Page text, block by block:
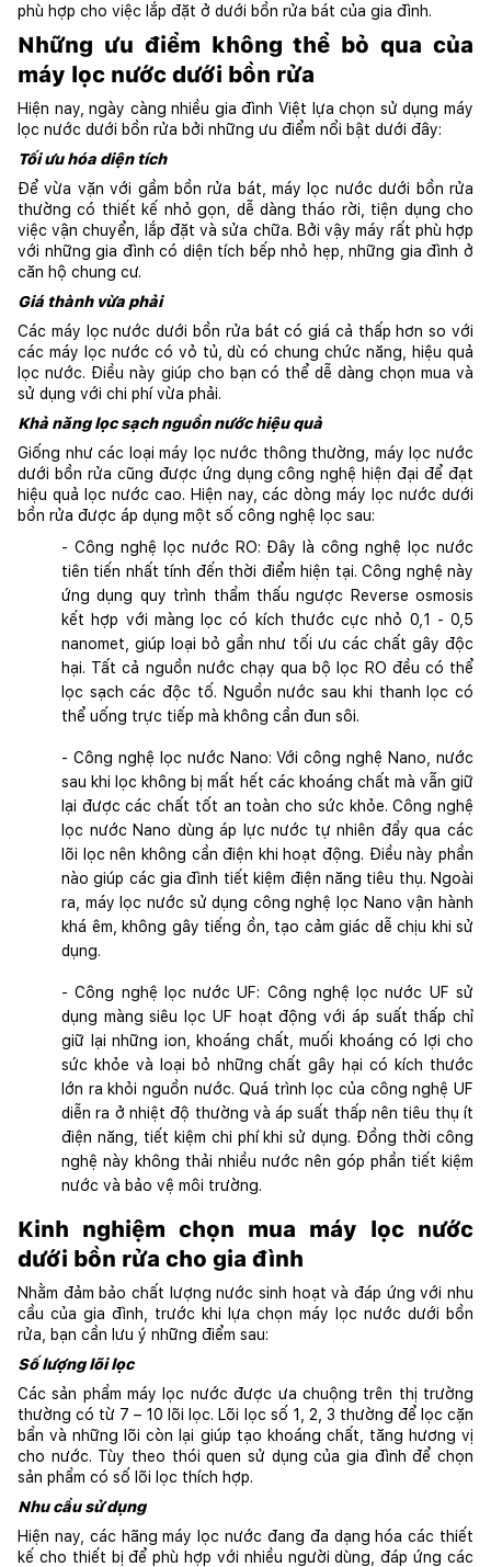
phù hợp cho việc lắp đặt ở dưới bồn rửa bát của gia đình.
Những ưu điểm không thể bỏ qua của
máy lọc nước dưới bồn rửa
Hiện nay, ngày càng nhiều gia đình Việt lựa chọn sử dụng máy
lọc nước dưới bồn rửa bởi những ưu điểm nổi bật dưới đây:
Tối ưu hóa diện tích
Để vừa vặn với gầm bồn rửa bát, máy lọc nước dưới bồn rửa
thường có thiết kế nhỏ gọn, dễ dàng tháo rời, tiện dụng cho
việc vận chuyển, lắp đặt và sửa chữa. Bởi vậy máy rất phù hợp
với những gia đình có diện tích bếp nhỏ hẹp, những gia đình ở
căn hộ chung cư.
Giá thành vừa phải
Các máy lọc nước dưới bồn rửa bát có giá cả thấp hơn so với
các máy lọc nước có vỏ tủ, dù có chung chức năng, hiệu quả
lọc nước. Điều này giúp cho bạn có thể dễ dàng chọn mua và
sử dụng với chi phí vừa phải.
Khả năng lọc sạch nguồn nước hiệu quả
Giống như các loại máy lọc nước thông thường, máy lọc nước
dưới bồn rửa cũng được ứng dụng công nghệ hiện đại để đạt
hiệu quả lọc nước cao. Hiện nay, các dòng máy lọc nước dưới
bồn rửa được áp dụng một số công nghệ lọc sau:
- Công nghệ lọc nước RO: Đây là công nghệ lọc nước
tiên tiến nhất tính đến thời điểm hiện tại. Công nghệ này
ứng dụng quy trình thẩm thấu ngược Reverse osmosis
kết hợp với màng lọc có kích thước cực nhỏ 0,1 - 0,5
nanomet, giúp loại bỏ gần như tối ưu các chất gây độc
hại. Tất cả nguồn nước chạy qua bộ lọc RO đều có thể
lọc sạch các độc tố. Nguồn nước sau khi thanh lọc có
thể uống trực tiếp mà không cần đun sôi.
- Công nghệ lọc nước Nano: Với công nghệ Nano, nước
sau khi lọc không bị mất hết các khoáng chất mà vẫn giữ
lại được các chất tốt an toàn cho sức khỏe. Công nghệ
lọc nước Nano dùng áp lực nước tự nhiên đẩy qua các
lõi lọc nên không cần điện khi hoạt động. Điều này phần
nào giúp các gia đình tiết kiệm điện năng tiêu thụ. Ngoài
ra, máy lọc nước sử dụng công nghệ lọc Nano vận hành
khá êm, không gây tiếng ồn, tạo cảm giác dễ chịu khi sử
dụng.
- Công nghệ lọc nước UF: Công nghệ lọc nước UF sử
dụng màng siêu lọc UF hoạt động với áp suất thấp chỉ
giữ lại những ion, khoáng chất, muối khoáng có lợi cho
sức khỏe và loại bỏ những chất gây hại có kích thước
lớn ra khỏi nguồn nước. Quá trình lọc của công nghệ UF
diễn ra ở nhiệt độ thường và áp suất thấp nên tiêu thụ ít
điện năng, tiết kiệm chi phí khi sử dụng. Đồng thời công
nghệ này không thải nhiều nước nên góp phần tiết kiệm
nước và bảo vệ môi trường.
Kinh nghiệm chọn mua máy lọc nước
dưới bồn rửa cho gia đình
Nhằm đảm bảo chất lượng nước sinh hoạt và đáp ứng với nhu
cầu của gia đình, trước khi lựa chọn máy lọc nước dưới bồn
rửa, bạn cần lưu ý những điểm sau:
Số lượng lõi lọc
Các sản phẩm máy lọc nước được ưa chuộng trên thị trường
thường có từ 7 – 10 lõi lọc. Lõi lọc số 1, 2, 3 thường để lọc cặn
bẩn và những lõi còn lại giúp tạo khoáng chất, tăng hương vị
cho nước. Tùy theo thói quen sử dụng của gia đình để chọn
sản phẩm có số lõi lọc thích hợp.
Nhu cầu sử dụng
Hiện nay, các hãng máy lọc nước đang đa dạng hóa các thiết
kế cho thiết bị để phù hợp với nhiều người dùng, đáp ứng các